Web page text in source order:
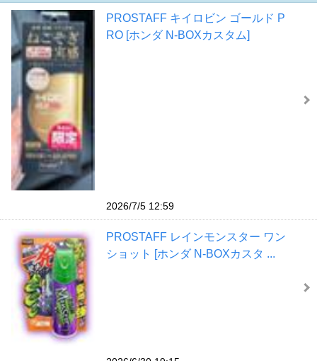
PROSTAFF キイロビン ゴールド P
RO [ホンダ N-BOXカスタム]
2026/7/5 12:59
PROSTAFF レインモンスター ワン
ショット [ホンダ N-BOXカスタ ...